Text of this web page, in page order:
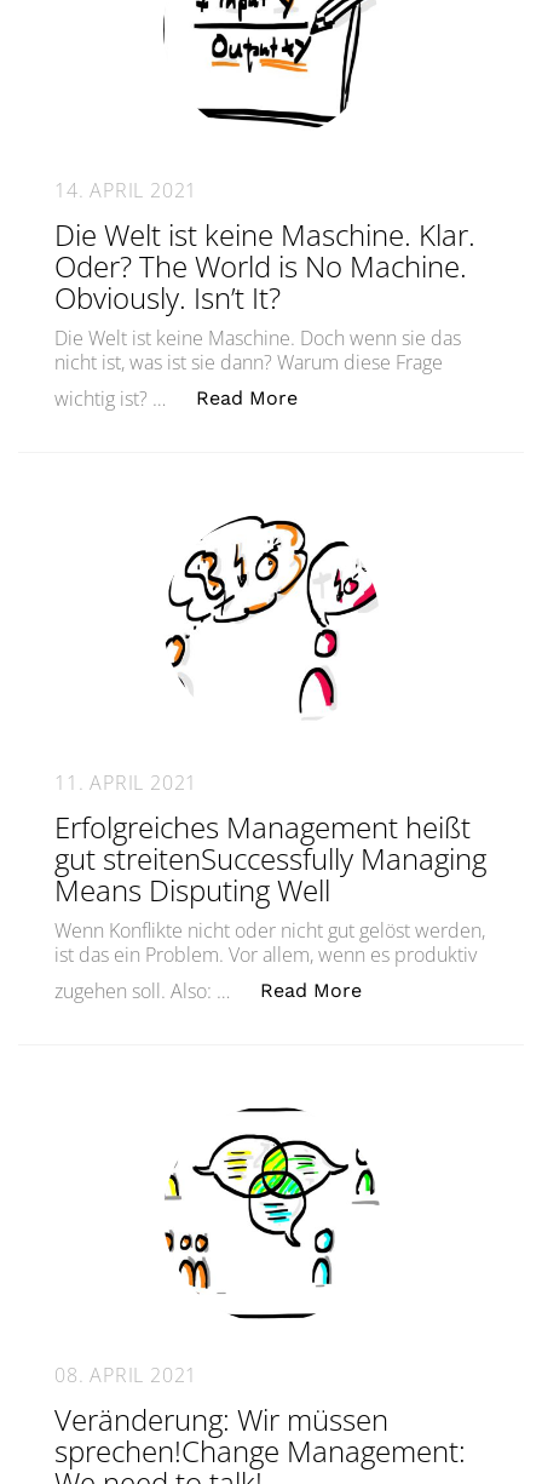
14. APRIL 2021
Die Welt ist keine Maschine. Klar.
Oder? The World is No Machine.
Obviously. Isn’t It?
Die Welt ist keine Maschine. Doch wenn sie das
nicht ist, was ist sie dann? Warum diese Frage
wichtig ist? …
Read More„Die Welt ist keine
11. APRIL 2021
Erfolgreiches Management heißt
gut streitenSuccessfully Managing
Means Disputing Well
Wenn Konflikte nicht oder nicht gut gelöst werden,
ist das ein Problem. Vor allem, wenn es produktiv
zugehen soll. Also: …
Read More„Erfolgreiches
08. APRIL 2021
Veränderung: Wir müssen
sprechen!Change Management: